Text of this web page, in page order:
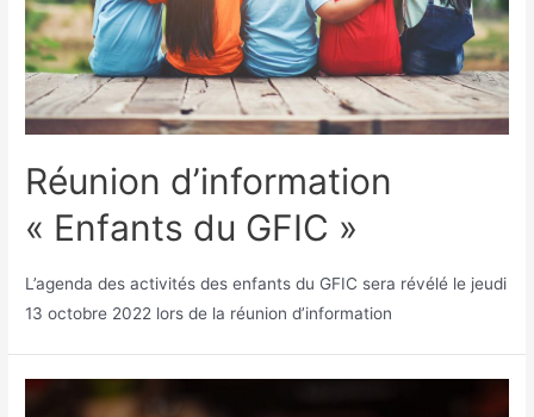
Réunion d’information
« Enfants du GFIC »
L’agenda des activités des enfants du GFIC sera révélé le jeudi
13 octobre 2022 lors de la réunion d’information